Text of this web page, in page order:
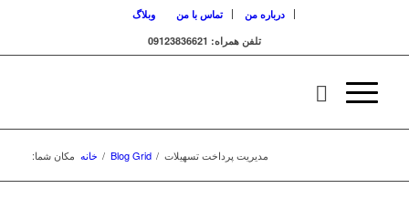
درباره من تماس با من
وبلاگ
تلفن همراه: 09123836621
مکان شما: خانه / Blog Grid / مدیریت پرداخت تسهیلات